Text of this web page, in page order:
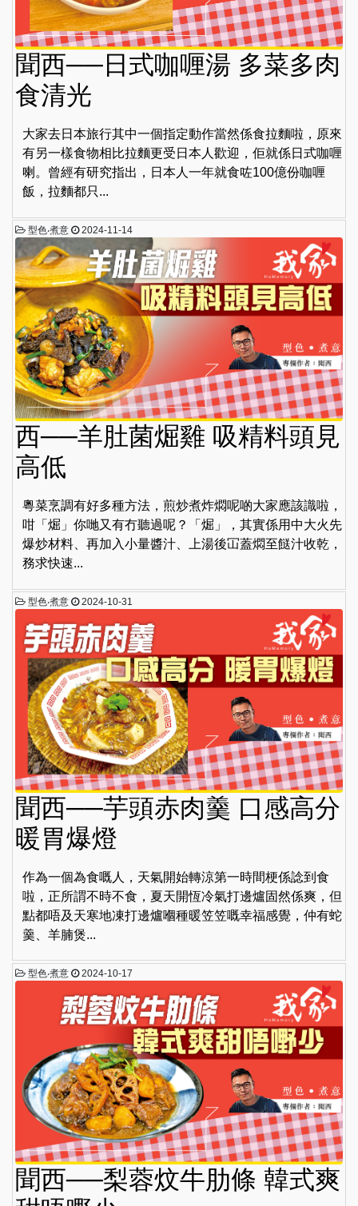
聞西──日式咖喱湯 多菜多肉
食清光
大家去日本旅行其中一個指定動作當然係食拉麵啦，原來
有另一樣食物相比拉麵更受日本人歡迎，佢就係日式咖喱
喇。曾經有研究指出，日本人一年就食咗100億份咖喱
飯，拉麵都只...
型色‧煮意 2024-11-14
西──羊肚菌煀雞 吸精料頭見
高低
粵菜烹調有好多種方法，煎炒煮炸燜呢啲大家應該識啦，
咁「煀」你哋又有冇聽過呢？「煀」，其實係用中大火先
爆炒材料、再加入小量醬汁、上湯後冚蓋燜至餸汁收乾，
務求快速...
型色‧煮意 2024-10-31
聞西──芋頭赤肉羹 口感高分
暖胃爆燈
作為一個為食嘅人，天氣開始轉涼第一時間梗係諗到食
啦，正所謂不時不食，夏天開恆冷氣打邊爐固然係爽，但
點都唔及天寒地凍打邊爐嗰種暖笠笠嘅幸福感覺，仲有蛇
羹、羊腩煲...
型色‧煮意 2024-10-17
聞西──梨蓉炆牛肋條 韓式爽